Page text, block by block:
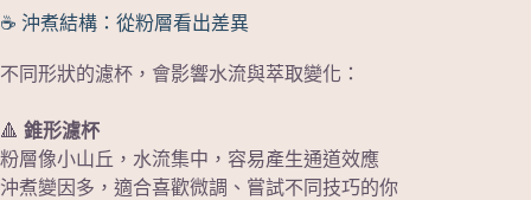
☕ 沖煮結構：從粉層看出差異
不同形狀的濾杯，會影響水流與萃取變化：
🔺 錐形濾杯
粉層像小山丘，水流集中，容易產生通道效應
沖煮變因多，適合喜歡微調、嘗試不同技巧的你